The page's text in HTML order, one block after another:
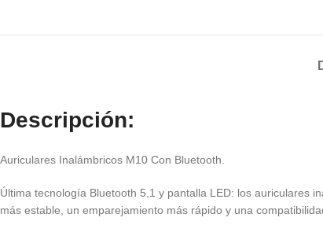
Descripción:
Auriculares Inalámbricos M10 Con Bluetooth.
Última tecnología Bluetooth 5,1 y pantalla LED: los auriculares
más estable, un emparejamiento más rápido y una